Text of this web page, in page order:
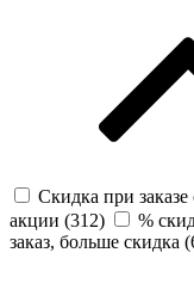
Скидка при
акции (312)
%
заказ, больше скидка (